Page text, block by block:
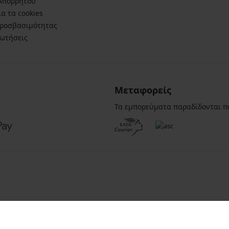
τα cookies
Μεταφορείς
Τα εμπορεύματα παραδίδονται